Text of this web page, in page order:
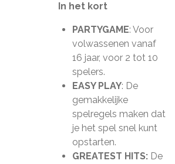
In het kort
PARTYGAME: Voor
volwassenen vanaf
16 jaar, voor 2 tot 10
spelers.
EASY PLAY: De
gemakkelijke
spelregels maken dat
je het spel snel kunt
opstarten.
GREATEST HITS: De